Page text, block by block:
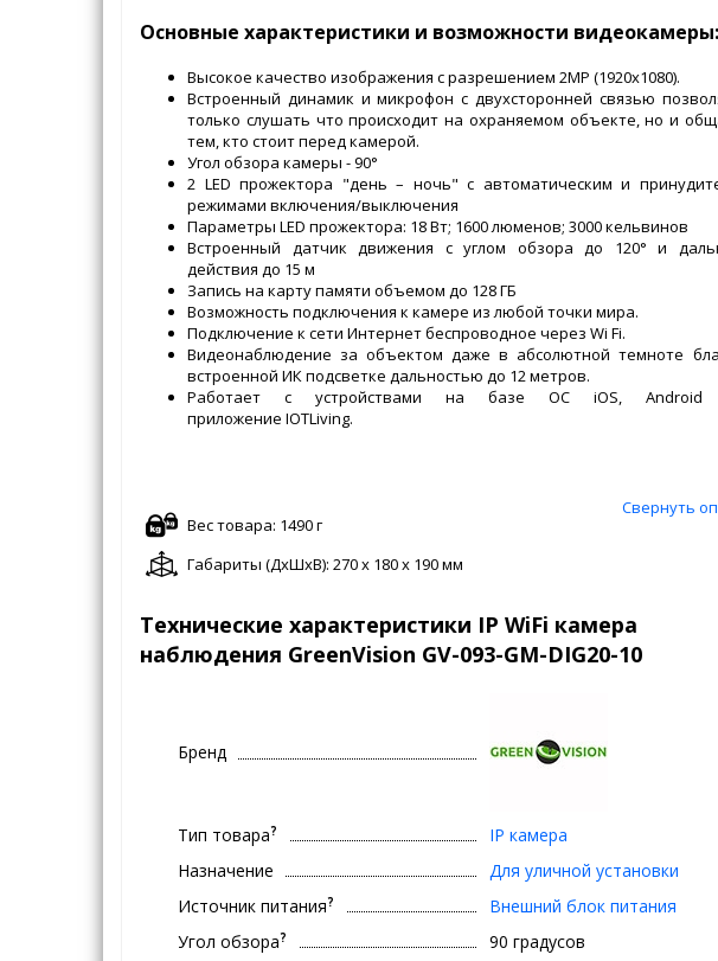
Основные характеристики и возможности видеокамеры:
Высокое качество изображения с разрешением 2МР (1920x1080).
Встроенный динамик и микрофон с двухсторонней связью
только слушать что происходит на охраняемом объекте, но и
тем, кто стоит перед камерой.
Угол обзора камеры - 90°
2 LED прожектора "день – ночь" с автоматическим и
режимами включения/выключения
Параметры LED прожектора: 18 Вт; 1600 люменов; 3000 кельвинов
Встроенный датчик движения с углом обзора до 120° и
действия до 15 м
Запись на карту памяти объемом до 128 ГБ
Возможность подключения к камере из любой точки мира.
Подключение к сети Интернет беспроводное через Wi Fi.
Видеонаблюдение за объектом даже в абсолютной темноте
встроенной ИК подсветке дальностью до 12 метров.
Работает с устройствами на базе ОС iOS, Android
приложение IOTLiving.
Свернуть
Вес товара: 1490 г
Габариты (ДxШxВ): 270 x 180 x 190 мм
Технические характеристики IP WiFi камера
наблюдения GreenVision GV-093-GM-DIG20-10
Бренд
Тип товара?
IP камера
Назначение
Для уличной установки
Источник питания?
Внешний блок питания
Угол обзора?
90 градусов